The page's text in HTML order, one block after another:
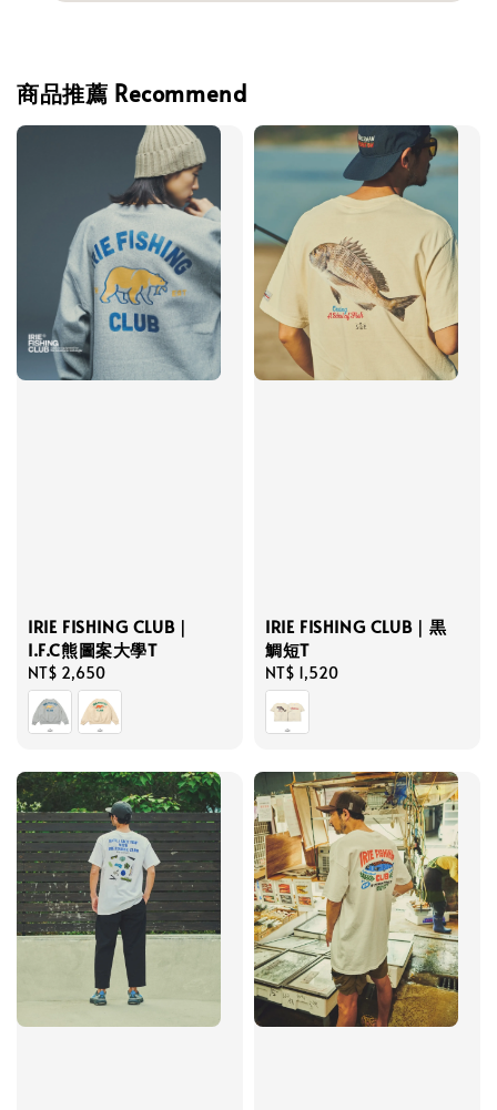
商品推薦 Recommend
IRIE FISHING CLUB｜
I.F.C熊圖案大學T
Regular
price
NT$ 2,650
IRIE FISHING CLUB｜黒
鯛短T
Regular
price
NT$ 1,520